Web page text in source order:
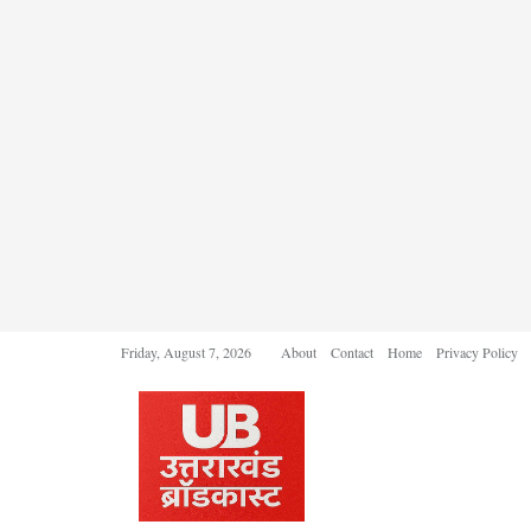
Friday, August 7, 2026 About Contact Home Privacy Policy